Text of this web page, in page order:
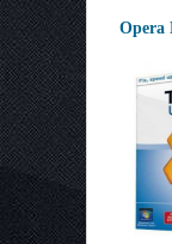
Opera